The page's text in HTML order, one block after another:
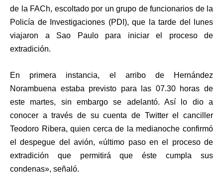
de la FACh, escoltado por un grupo de funcionarios de la
Policía de Investigaciones (PDI), que la tarde del lunes
viajaron a Sao Paulo para iniciar el proceso de
extradición.
En primera instancia, el arribo de Hernández
Norambuena estaba previsto para las 07.30 horas de
este martes, sin embargo se adelantó. Así lo dio a
conocer a través de su cuenta de Twitter el canciller
Teodoro Ribera, quien cerca de la medianoche confirmó
el despegue del avión, «último paso en el proceso de
extradición que permitirá que éste cumpla sus
condenas», señaló.